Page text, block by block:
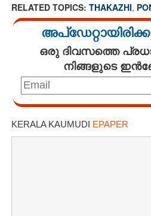
RELATED TOPICS: THAKAZHI,
ഒരു ദിവസത്തെ
നിങ്ങളുടെ
KERALA KAUMUDI EPAPER